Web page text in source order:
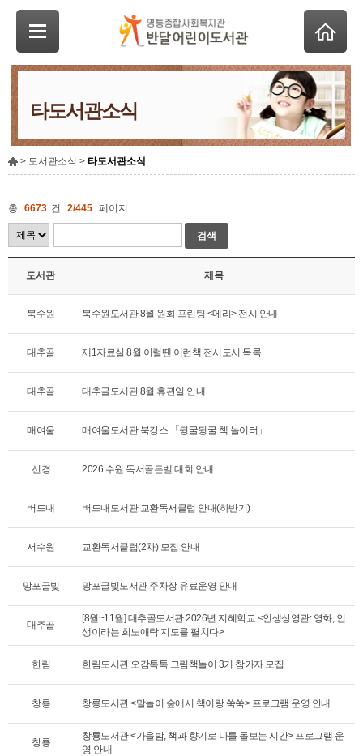
> 도서관소식 > 타도서관소식
타도서관소식
총 6673 건 2/445 페이지
검색
도서관 제목
북수원 북수원도서관 8월 원화 프린팅 <메리> 전시 안내
대추골 제1자료실 8월 이럴땐 이런책 전시도서 목록
대추골 대추골도서관 8월 휴관일 안내
매여울 매여울도서관 북캉스 「뒹굴뒹굴 책 놀이터」
선경 2026 수원 독서골든벨 대회 안내
버드내 버드내도서관 교환독서클럽 안내(하반기)
서수원 교환독서클럽(2차) 모집 안내
망포글빛 망포글빛도서관 주차장 유료운영 안내
대추골
[8월~11월] 대추골도서관 2026년 지혜학교 <인생상영관: 영화, 인
생이라는 희노애락 지도를 펼치다>
한림 한림도서관 오감톡톡 그림책놀이 3기 참가자 모집
창룡 창룡도서관 <말놀이 숲에서 책이랑 쑥쑥> 프로그램 운영 안내
창룡
창룡도서관 <가을밤, 책과 향기로 나를 돌보는 시간> 프로그램 운
영 안내